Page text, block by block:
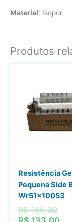
Material: Isopor
Produtos
Resistência
Pequena Side
Wr51x10053
R$150,00O
O